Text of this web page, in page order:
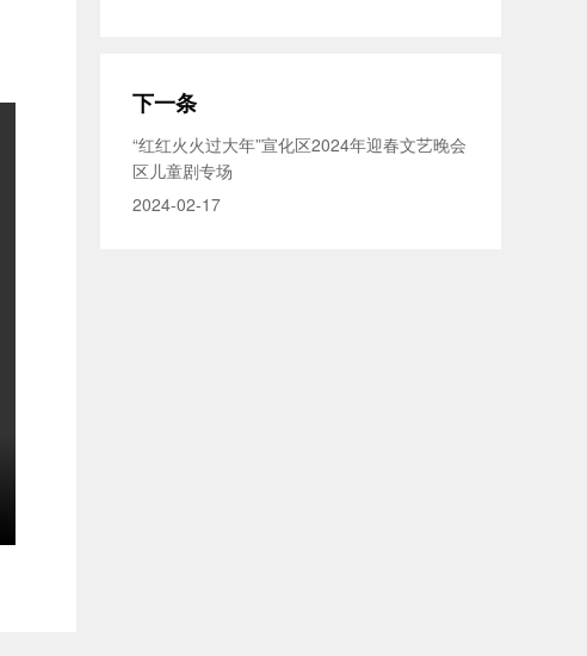
下一条
“红红火火过大年”宣化区2024年迎春文艺晚会
区儿童剧专场
2024-02-17